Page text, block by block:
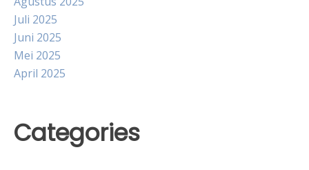
Juli 2025
Juni 2025
Mei 2025
April 2025
Categories